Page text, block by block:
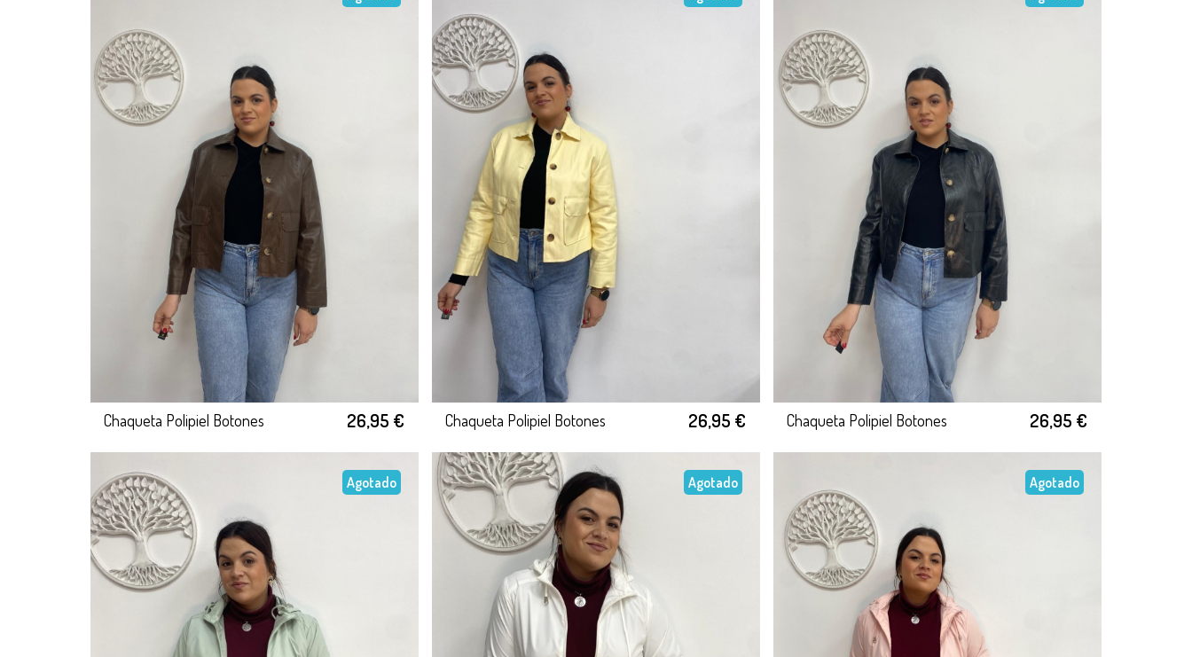
Chaqueta Polipiel Botones 26,95 € Chaqueta Polipiel Botones 26,95 € Chaqueta Polipiel Botones 26,95 €
Agotado Agotado Agotado